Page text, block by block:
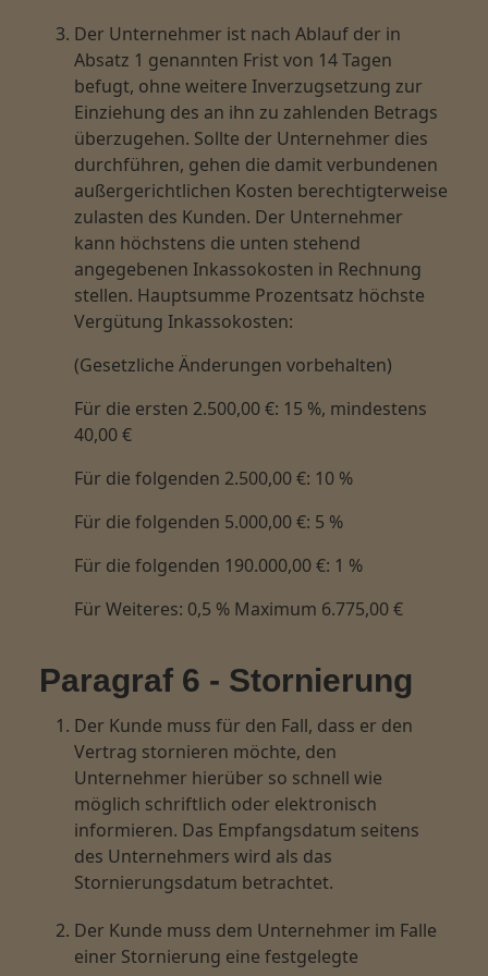
Der Unternehmer ist nach Ablauf der in
Absatz 1 genannten Frist von 14 Tagen
befugt, ohne weitere Inverzugsetzung zur
Einziehung des an ihn zu zahlenden Betrags
überzugehen. Sollte der Unternehmer dies
durchführen, gehen die damit verbundenen
außergerichtlichen Kosten berechtigterweise
zulasten des Kunden. Der Unternehmer
kann höchstens die unten stehend
angegebenen Inkassokosten in Rechnung
stellen. Hauptsumme Prozentsatz höchste
Vergütung Inkassokosten:
(Gesetzliche Änderungen vorbehalten)
Für die ersten 2.500,00 €: 15 %, mindestens
40,00 €
Für die folgenden 2.500,00 €: 10 %
Für die folgenden 5.000,00 €: 5 %
Für die folgenden 190.000,00 €: 1 %
Für Weiteres: 0,5 % Maximum 6.775,00 €
Paragraf 6 - Stornierung
Der Kunde muss für den Fall, dass er den
Vertrag stornieren möchte, den
Unternehmer hierüber so schnell wie
möglich schriftlich oder elektronisch
informieren. Das Empfangsdatum seitens
des Unternehmers wird als das
Stornierungsdatum betrachtet.
Der Kunde muss dem Unternehmer im Falle
einer Stornierung eine festgelegte